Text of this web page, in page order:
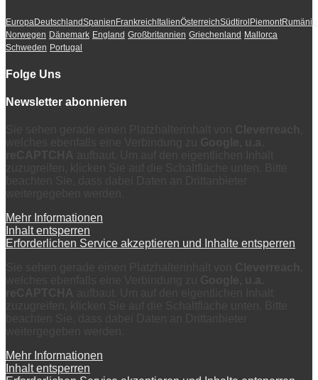
EuropaDeutschlandSpanienFrankreichItalienÖsterreichSüdtirolPiemont
Norwegen Dänemark England Großbritannien Griechenland Mallorca
Schweden Portugal
Folge Uns
Newsletter abonnieren
Mehr Informationen
Inhalt entsperren
Erforderlichen Service akzeptieren und Inhalte entsperren
Mehr Informationen
Inhalt entsperren